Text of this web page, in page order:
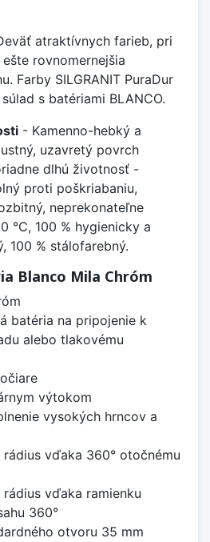
atraktívnych farieb, pri
rovnomernejšia
Farby SILGRANIT PuraDur
s batériami BLANCO.
- Kamenno-hebký a
uzavretý povrch
dlhú životnosť -
proti poškriabaniu,
neprekonateľne
°C, 100 % hygienicky a
100 % stálofarebný.
Blanco Mila Chróm
batéria na pripojenie k
alebo tlakovému
výtokom
vysokých hrncov a
rádius vďaka 360° otočnému
vďaka ramienku
360°
otvoru 35 mm